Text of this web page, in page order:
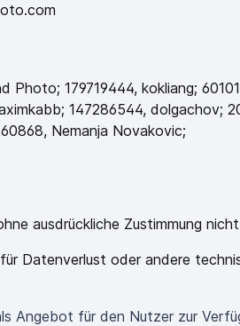
Photo; 179719444, kokliang;
147286544, dolgachov;
Nemanja Novakovic;
ausdrückliche Zustimmung
Datenverlust oder andere
Angebot für den Nutzer zur